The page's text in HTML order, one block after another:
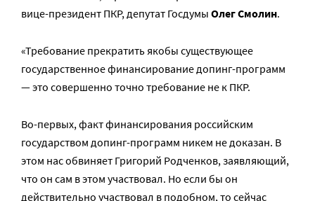
вице-президент ПКР, депутат Госдумы Олег Смолин.
«Требование прекратить якобы существующее
государственное финансирование допинг-программ
— это совершенно точно требование не к ПКР.
Во-первых, факт финансирования российским
государством допинг-программ никем не доказан. В
этом нас обвиняет Григорий Родченков, заявляющий,
что он сам в этом участвовал. Но если бы он
действительно участвовал в подобном, то сейчас